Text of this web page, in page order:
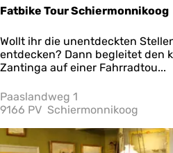
Fatbike Tour Schiermonnikoog
F
a
t
i
k
T
o
Wollt ihr die unentdeckten
entdecken? Dann begleitet den
Zantinga auf einer Fahrradtou...
Paaslandweg 1
9166 PV Schiermonnikoog